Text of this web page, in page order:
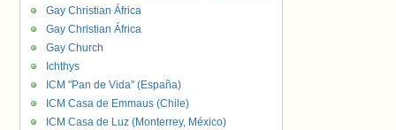
Gay Christian África
Gay Christian África
Gay Church
Ichthys
ICM "Pan de Vida" (España)
ICM Casa de Emmaus (Chile)
ICM Casa de Luz (Monterrey, México)